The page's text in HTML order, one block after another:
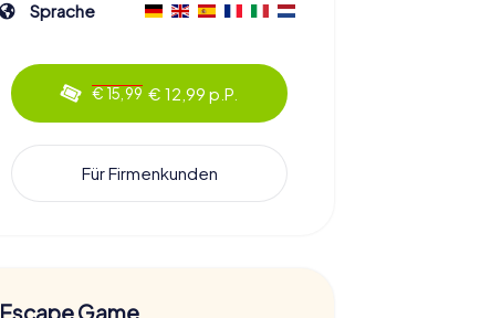
Sprache
€ 15,99 € 12,99 p.P.
Für Firmenkunden
Escape Game